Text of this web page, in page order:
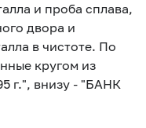
и проба сплава,
двора и
в чистоте. По
кругом из
г.", внизу - "БАНК